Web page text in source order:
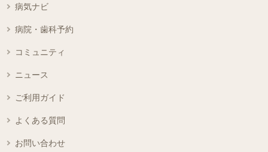
病気ナビ
病院・歯科予約
コミュニティ
ニュース
ご利用ガイド
よくある質問
お問い合わせ